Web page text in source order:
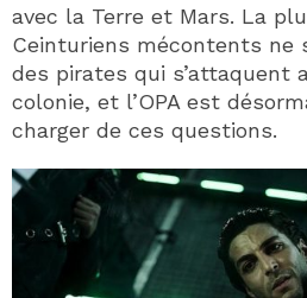
avec la Terre et Mars. La
Ceinturiens mécontents ne
des pirates qui s’attaquent
colonie, et l’OPA est
charger de ces questions.